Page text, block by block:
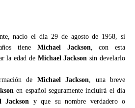
nacio el dia 29 de agosto de 1958, si
tiene Michael Jackson, con esta
la edad de Michael Jackson sin develarlo
de Michael Jackson, una breve
en español seguramente incluirá el dia
Jackson y que su nombre verdadero o